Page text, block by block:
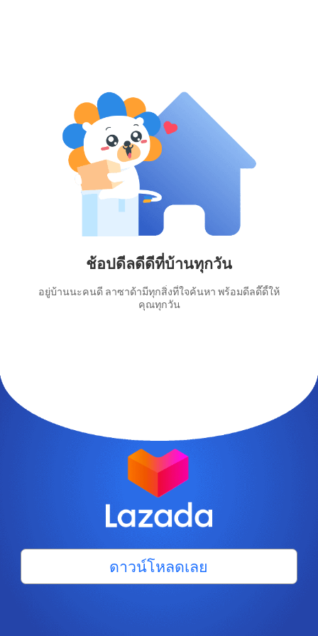
ช้อปดีลดีดีที่บ้านทุกวัน
อยู่บ้านนะคนดี ลาซาด้ามีทุกสิ่งที่ใจค้นหา พร้อมดีลดี๊ดี้ให้
คุณทุกวัน
ดาวน์โหลดเลย